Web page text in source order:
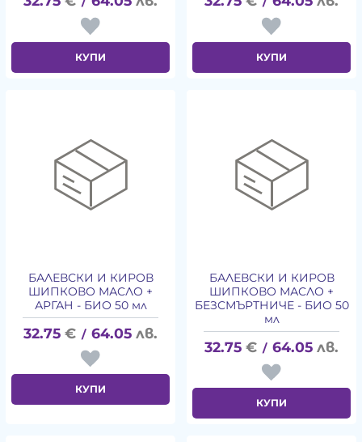
КУПИ КУПИ
БАЛЕВСКИ И КИРОВ
ШИПКОВО МАСЛО +
АРГАН - БИО 50 мл
32.75 € / 64.05 лв.
КУПИ
БАЛЕВСКИ И КИРОВ
ШИПКОВО МАСЛО +
БЕЗСМЪРТНИЧЕ - БИО 50
мл
32.75 € / 64.05 лв.
КУПИ